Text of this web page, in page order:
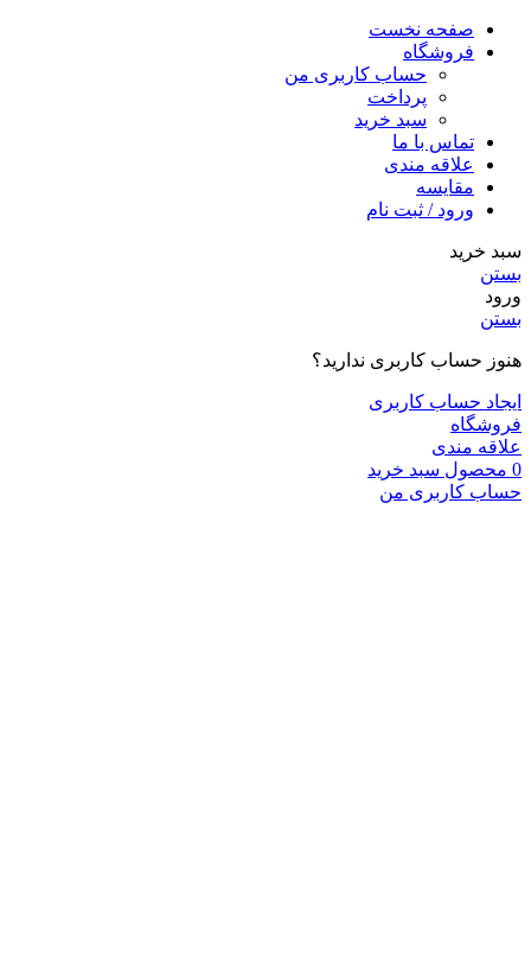
صفحه نخست
فروشگاه
حساب کاربری من
پرداخت
سبد خرید
تماس با ما
علاقه مندی
مقایسه
ورود / ثبت نام
سبد خرید
بستن
ورود
بستن
هنوز حساب کاربری ندارید؟
ایجاد حساب کاربری
فروشگاه
علاقه مندی
0 محصول سبد خرید
حساب کاربری من